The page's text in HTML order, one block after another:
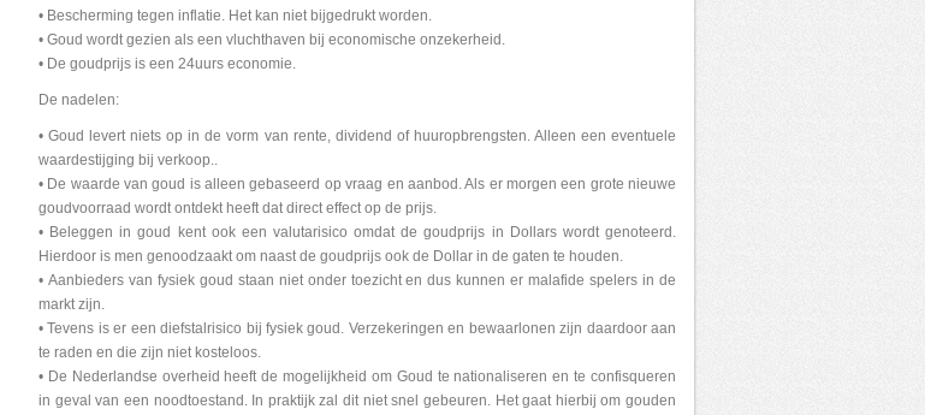
• Bescherming tegen inflatie. Het kan niet bijgedrukt worden.
• Goud wordt gezien als een vluchthaven bij economische onzekerheid.
• De goudprijs is een 24uurs economie.
De nadelen:
• Goud levert niets op in de vorm van rente, dividend of huuropbrengsten. Alleen een eventuele
waardestijging bij verkoop..
• De waarde van goud is alleen gebaseerd op vraag en aanbod. Als er morgen een grote nieuwe
goudvoorraad wordt ontdekt heeft dat direct effect op de prijs.
• Beleggen in goud kent ook een valutarisico omdat de goudprijs in Dollars wordt genoteerd.
Hierdoor is men genoodzaakt om naast de goudprijs ook de Dollar in de gaten te houden.
• Aanbieders van fysiek goud staan niet onder toezicht en dus kunnen er malafide spelers in de
markt zijn.
• Tevens is er een diefstalrisico bij fysiek goud. Verzekeringen en bewaarlonen zijn daardoor aan
te raden en die zijn niet kosteloos.
• De Nederlandse overheid heeft de mogelijkheid om Goud te nationaliseren en te confisqueren
in geval van een noodtoestand. In praktijk zal dit niet snel gebeuren. Het gaat hierbij om gouden